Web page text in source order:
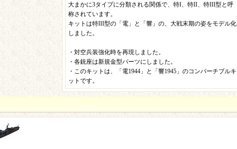
大まかに3タイプに分類される関係で、特I、特II、特III型と呼
称されています。
キットは特III型の「電」と「響」の、大戦末期の姿をモデル化
しました。
・対空兵装強化時を再現しました。
・各銃座は新規金型パーツにしました。
・このキットは、「電1944」と「響1945」のコンパーチブルキ
ットです。